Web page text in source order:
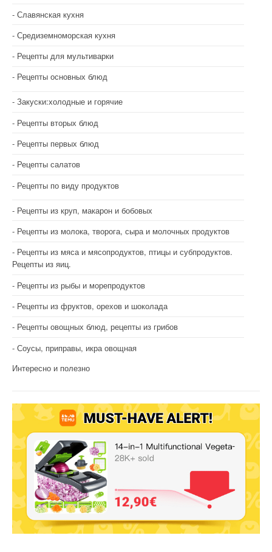
Славянская кухня
Средиземноморская кухня
Рецепты для мультиварки
Рецепты основных блюд
Закуски:холодные и горячие
Рецепты вторых блюд
Рецепты первых блюд
Рецепты салатов
Рецепты по виду продуктов
Рецепты из круп, макарон и бобовых
Рецепты из молока, творога, сыра и молочных продуктов
Рецепты из мяса и мясопродуктов, птицы и субпродуктов.
Рецепты из яиц.
Рецепты из рыбы и морепродуктов
Рецепты из фруктов, орехов и шоколада
Рецепты овощных блюд, рецепты из грибов
Соусы, приправы, икра овощная
Интересно и полезно